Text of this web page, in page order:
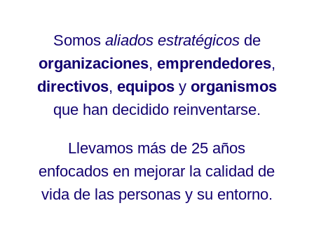
Somos aliados estratégicosde
organizaciones, emprendedores,
directivos, equiposy organismos
que han decidido reinventarse.
Llevamos más de 25 años
enfocados en mejorar la calidad de
vida de las personas y su entorno.